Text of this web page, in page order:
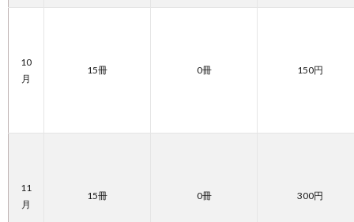
10
月
15冊 0冊 150円
11
月
15冊 0冊 300円